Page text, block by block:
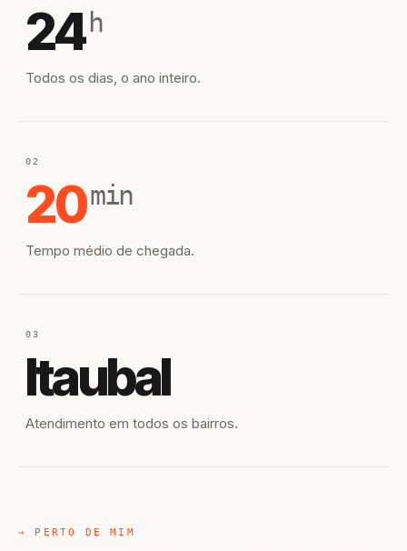
24 h
Todos os dias, o ano inteiro.
02
20min
Tempo médio de chegada.
03
Itaubal
Atendimento em todos os bairros.
→ PERTO DE MIM